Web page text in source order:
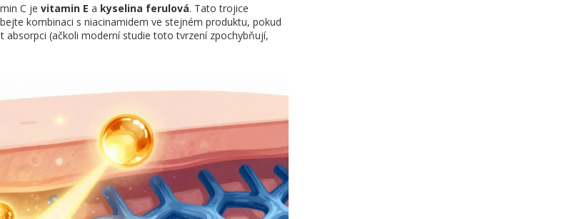
C je vitamin E a kyselina ferulová. Tato trojice
kombinaci s niacinamidem ve stejném produktu, pokud
(ačkoli moderní studie toto tvrzení zpochybňují,